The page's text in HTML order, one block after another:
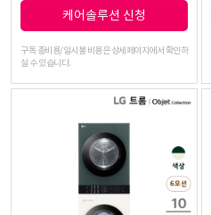
케어솔루션 신청
구독 총비용/일시불 비용은 상세페이지에서 확인하
실 수 있습니다.